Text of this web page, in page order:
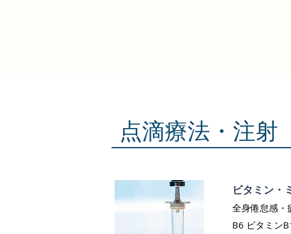
点滴療法・注射
ビタミン・
全身倦怠感
B6 ビタミン